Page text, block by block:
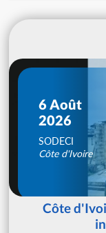
6 Août
2026
SODECI
Côte d'Ivoire
Côte